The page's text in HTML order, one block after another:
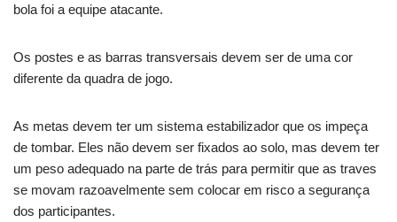
bola foi a equipe atacante.
Os postes e as barras transversais devem ser de uma cor
diferente da quadra de jogo.
As metas devem ter um sistema estabilizador que os impeça
de tombar. Eles não devem ser fixados ao solo, mas devem ter
um peso adequado na parte de trás para permitir que as traves
se movam razoavelmente sem colocar em risco a segurança
dos participantes.